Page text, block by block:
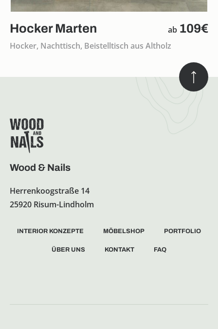
Hocker Marten ab 109€
Hocker, Nachttisch, Beistelltisch aus Altholz
Wood & Nails
Herrenkoogstraße 14
25920 Risum-Lindholm
INTERIOR KONZEPTE MÖBELSHOP PORTFOLIO
ÜBER UNS KONTAKT FAQ